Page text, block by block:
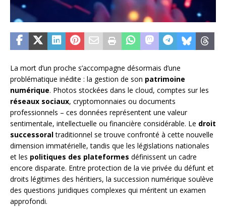
La mort d’un proche s’accompagne désormais d’une
problématique inédite : la gestion de son patrimoine
numérique. Photos stockées dans le cloud, comptes sur les
réseaux sociaux, cryptomonnaies ou documents
professionnels – ces données représentent une valeur
sentimentale, intellectuelle ou financière considérable. Le droit
successoraltraditionnel se trouve confronté à cette nouvelle
dimension immatérielle, tandis que les législations nationales
et les politiques des plateformes définissent un cadre
encore disparate. Entre protection de la vie privée du défunt et
droits légitimes des héritiers, la succession numérique soulève
des questions juridiques complexes qui méritent un examen
approfondi.